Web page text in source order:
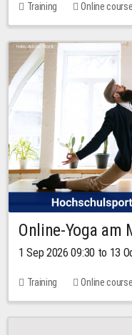
Training Online course
Online-Yoga am
1 Sep 2026 09:30 to 13
Training Online course